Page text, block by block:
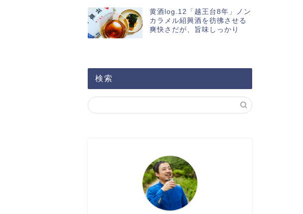
黄酒log.12「越王台8年」ノン
カラメル紹興酒を彷彿させる
爽快さだが、旨味しっかり
検索